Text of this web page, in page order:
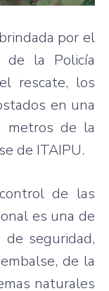
por el
de la Policía
rescate, los
en una
metros de la
de ITAIPU.
de las
es una de
de seguridad,
de la
naturales